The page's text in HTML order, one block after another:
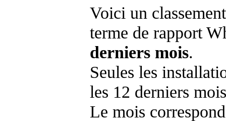
Voici un
terme de rapport
derniers mois.
Seules les
les 12 derniers
Le mois